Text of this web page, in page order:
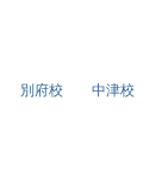
別府校
中津校